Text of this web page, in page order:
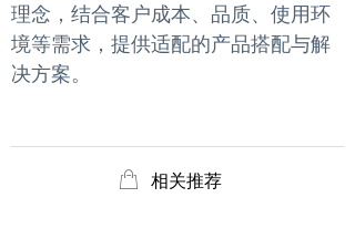
理念，结合客户成本、品质、使用环
境等需求，提供适配的产品搭配与解
决方案。
ꂆ 相关推荐